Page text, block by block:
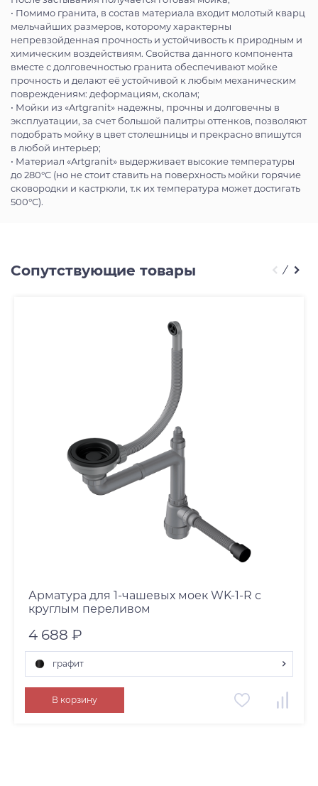
• Помимо гранита, в состав материала входит молотый кварц
мельчайших размеров, которому характерны
непревзойденная прочность и устойчивость к природным и
химическим воздействиям. Свойства данного компонента
вместе с долговечностью гранита обеспечивают мойке
прочность и делают её устойчивой к любым механическим
повреждениям: деформациям, сколам;
• Мойки из «Artgranit» надежны, прочны и долговечны в
эксплуатации, за счет большой палитры оттенков, позволяют
подобрать мойку в цвет столешницы и прекрасно впишутся
в любой интерьер;
• Материал «Artgranit» выдерживает высокие температуры
до 280°С (но не стоит ставить на поверхность мойки горячие
сковородки и кастрюли, т.к их температура может достигать
500°С).
Сопутствующие товары
Арматура для 1-чашевых моек WK-1-R с
круглым переливом
4 688 ₽
графит
нержавеющая сталь
графит
В корзину